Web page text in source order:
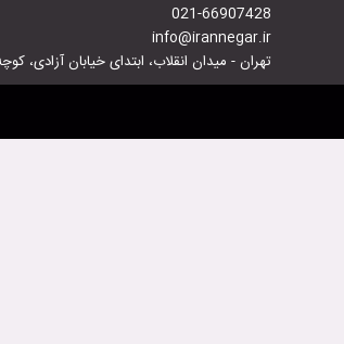
021-66907428
info@irannegar.ir
تهران - میدان انقلاب، ابتدای خیابان آزادی، کوچه